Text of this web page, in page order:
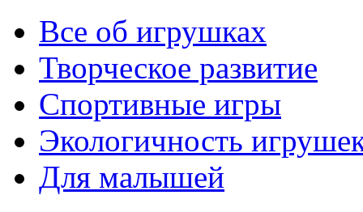
Все об игрушках
Творческое развитие
Спортивные игры
Экологичность
Для малышей